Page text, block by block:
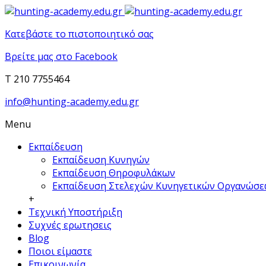
Κατεβάστε το πιστοποιητικό σας
Βρείτε μας στο Facebook
T 210 7755464
info@hunting-academy.edu.gr
Menu
Εκπαίδευση
Εκπαίδευση Κυνηγών
Εκπαίδευση Θηροφυλάκων
Εκπαίδευση Στελεχών Κυνηγετικών
+
Τεχνική Υποστήριξη
Συχνές ερωτησεις
Blog
Ποιοι είμαστε